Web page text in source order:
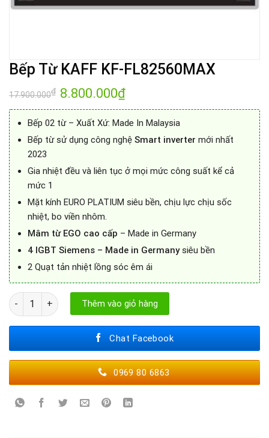
Bếp Từ KAFF KF-FL82560MAX
17.900.000₫ Giá
gốc
là:
8.800.000₫Giá
tại
8.800.000₫.
Bếp 02 từ – Xuất Xứ: Made In Malaysia
Bếp từ sử dụng công nghệ Smart inverter mới nhất
2023
Gia nhiệt đều và liên tục ở mọi mức công suất kể cả
mức 1
Mặt kính EURO PLATIUM siêu bền, chịu lực chịu sốc
nhiệt, bo viền nhôm.
Mâm từ EGO cao cấp – Made in Germany
4 IGBT Siemens – Made in Germanysiêu bền
2 Quạt tản nhiệt lồng sóc êm ái
Bếp Từ KAFF KF-FL82560MAX số lượng
Thêm vào giỏ hàng
Chat Facebook
0969 80 6863